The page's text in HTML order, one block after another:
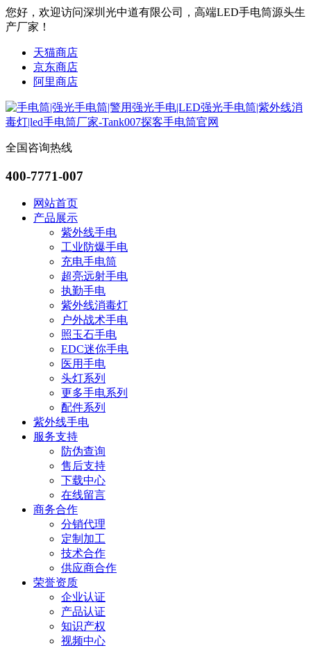
您好，欢迎访问深圳光中道有限公司，高端LED手电筒源头生
产厂家！
天猫商店
京东商店
阿里商店
全国咨询热线
400-7771-007
网站首页
产品展示
紫外线手电
工业防爆手电
充电手电筒
超亮远射手电
执勤手电
紫外线消毒灯
户外战术手电
照玉石手电
EDC迷你手电
医用手电
头灯系列
更多手电系列
配件系列
紫外线手电
服务支持
防伪查询
售后支持
下载中心
在线留言
商务合作
分销代理
定制加工
技术合作
供应商合作
荣誉资质
企业认证
产品认证
知识产权
视频中心